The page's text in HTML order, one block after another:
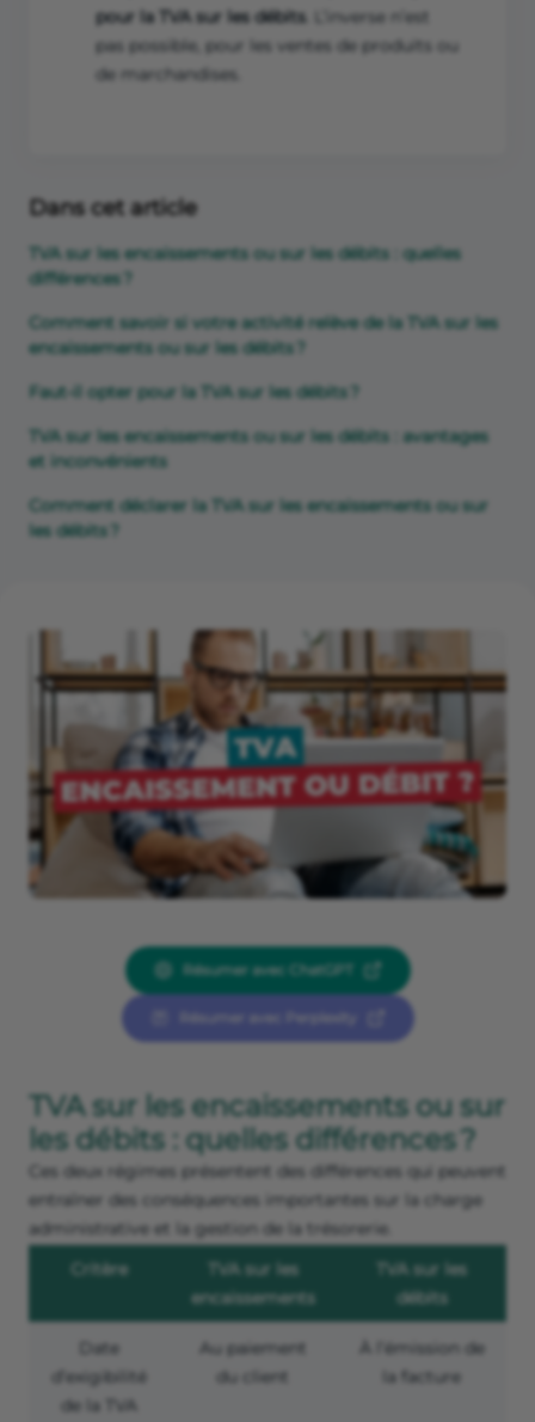
pour la TVA sur les débits. L’inverse n’est
pas possible, pour les ventes de produits ou
de marchandises.
Dans cet article
TVA sur les encaissements ou sur les débits : quelles
différences ?
Comment savoir si votre activité relève de la TVA sur les
encaissements ou sur les débits ?
Faut-il opter pour la TVA sur les débits ?
TVA sur les encaissements ou sur les débits : avantages
et inconvénients
Comment déclarer la TVA sur les encaissements ou sur
les débits ?
Résumer avec ChatGPT
Résumer avec Perplexity
TVA sur les encaissements ou sur
les débits : quelles différences ?
Ces deux régimes présentent des différences qui peuvent
entraîner des conséquences importantes sur la charge
administrative et la gestion de la trésorerie.
Critère
TVA sur les
encaissements
TVA sur les
débits
Date
d’exigibilité
de la TVA
Au paiement
du client
À l’émission de
la facture